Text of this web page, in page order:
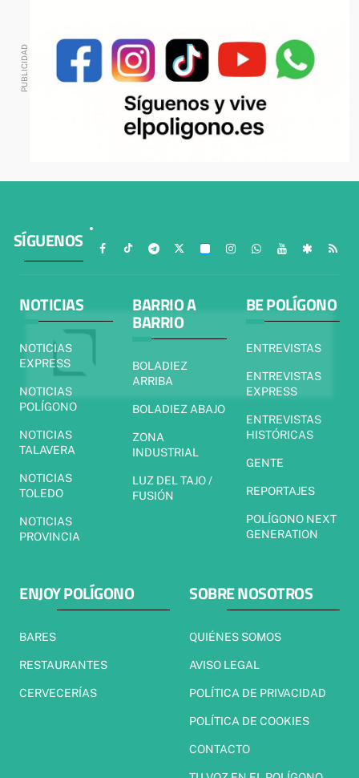
SÍGUENOS
NOTICIAS
NOTICIAS
EXPRESS
NOTICIAS
POLÍGONO
NOTICIAS
TALAVERA
NOTICIAS
TOLEDO
NOTICIAS
PROVINCIA
BARRIO A
BARRIO
BOLADIEZ
ARRIBA
BOLADIEZ ABAJO
ZONA
INDUSTRIAL
LUZ DEL TAJO /
FUSIÓN
BE POLÍGONO
ENTREVISTAS
ENTREVISTAS
EXPRESS
ENTREVISTAS
HISTÓRICAS
GENTE
REPORTAJES
POLÍGONO NEXT
GENERATION
ENJOY POLÍGONO
BARES
RESTAURANTES
CERVECERÍAS
SOBRE NOSOTROS
QUIÉNES SOMOS
AVISO LEGAL
POLÍTICA DE PRIVACIDAD
POLÍTICA DE COOKIES
CONTACTO